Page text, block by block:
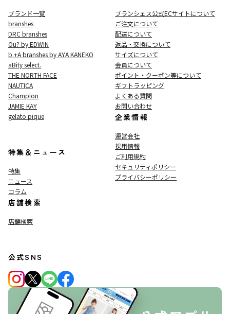
ブランド一覧
branshes
DRC branshes
Ou? by EDWIN
b.+A branshes by AYA KANEKO
aBity select.
THE NORTH FACE
NAUTICA
Champion
JAMIE KAY
gelato pique
特集＆ニュース
特集
ニュース
コラム
店舗検索
店舗検索
ブランシェス公式ECサイトについて
ご注文について
配送について
返品・交換について
サイズについて
会員について
ポイント・クーポン等について
ギフトラッピング
よくある質問
お問い合わせ
企業情報
運営会社
採用情報
ご利用規約
セキュリティポリシー
プライバシーポリシー
公式SNS